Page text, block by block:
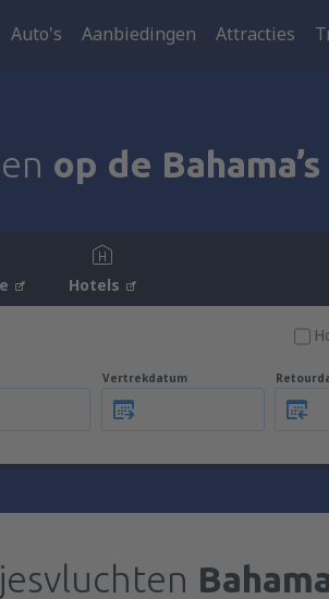
Auto's Aanbiedingen Attracties
op de Bahama’s
Hotels
Vertrekdatum